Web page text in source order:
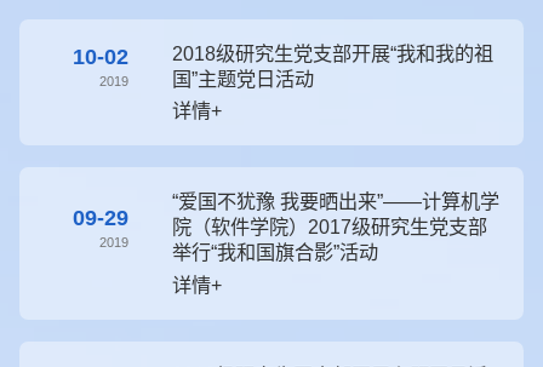
10-02
2019
2018级研究生党支部开展“我和我的祖
国”主题党日活动
详情+
09-29
2019
“爱国不犹豫 我要晒出来”——计算机学
院（软件学院）2017级研究生党支部
举行“我和国旗合影”活动
详情+